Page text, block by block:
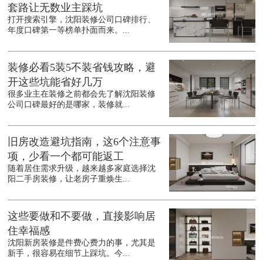
套路让无数业主踩坑
打开搜索引擎，沈阳装修公司口碑排行、
年度口碑第一等榜单扑面而来。...
装修必看5装5不装省钱攻略，避
开这些坑能省好几万
很多业主在装修之前都会先了解沈阳装修
公司口碑最好的是哪家，装修就...
旧房改造避坑指南，这6个注意事
项，少看一个都可能返工
随着居住需求升级，越来越多家庭选择沈
阳二手房装修，让老房子重焕生...
这些要做和不要做，直接影响居
住幸福感
沈阳新房装修是件费心费力的事，尤其是
新手，很容易在细节上踩坑。今...